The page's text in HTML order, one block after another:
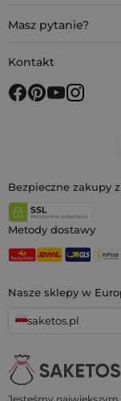
Nasze sklepy w
saketos.pl
Masz pytanie?
Kontakt
Bezpieczne zakupy z
Metody dostawy